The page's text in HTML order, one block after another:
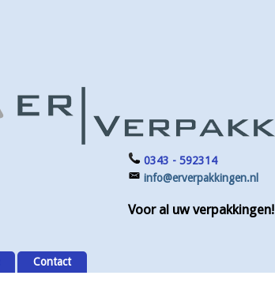
0343 - 592314
info@erverpakkingen.nl
Voor al uw verpakkingen!
Contact